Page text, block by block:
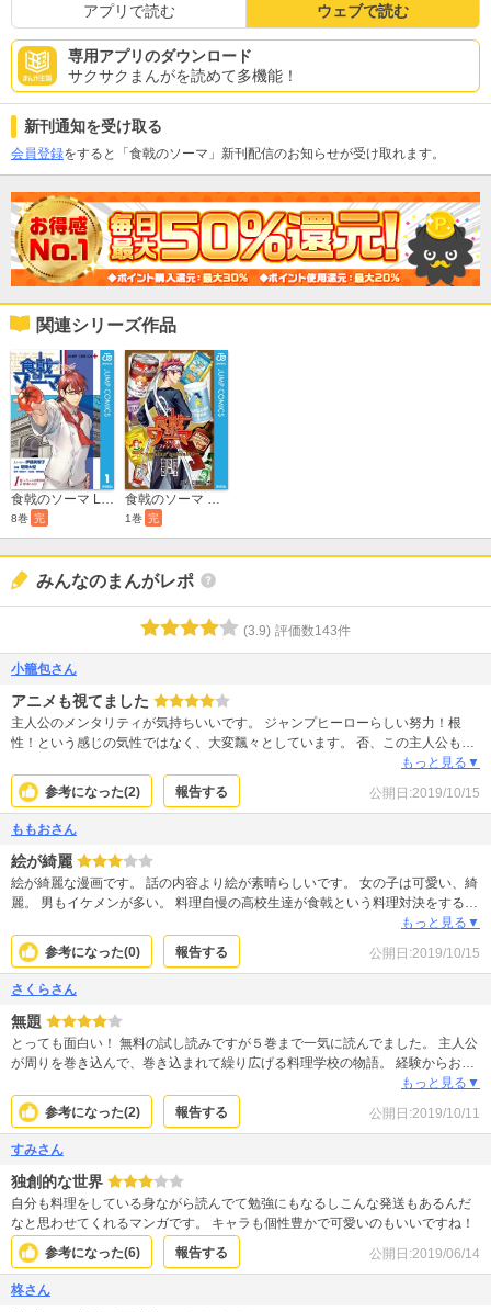
アプリで読む ウェブで読む
専用アプリのダウンロード
サクサクまんがを読めて多機能！
新刊通知を受け取る
会員登録をすると「食戟のソーマ」新刊配信のお知らせが受け取れます。
関連シリーズ作品
食戟のソーマ L'etoile―エトワール―
8巻 完
食戟のソーマ ラストファンブック ～creators' specialite～
1巻 完
みんなのまんがレポ
(3.9) 評価数143件
小籠包さん
アニメも視てました
主人公のメンタリティが気持ちいいです。 ジャンプヒーローらしい努力！根
性！という感じの気性ではなく、大変飄々としています。 否、この主人公もた
ゆまぬ努力を重ねているし、それなりに敗北も味わうのですが、 挫折感に打ち
ひしがれる描写はほぼなく、とても楽しげに乗り越えていく様子が爽快です。
キャラクターも巻を重ねるごとにどんどん増えていき、どの子も個性が強く魅
力的です。 個人的にはこんなにキャラが多いと訳が分からなくなってしまうこ
ます。 何より絵が文句なしに綺麗。女の子たちが可愛く、それぞれの個性たっ
ぷりに描かれているのが良い。 料理の絵も抜群にリアルで美味しそう。 幾つか
は晩ご飯のメニューに迷ったときに実際に作ってしまいました。 料理が苦手で
もっと見る▼
参考になった(2) 報告する 公開日:2019/10/15
ももおさん
絵が綺麗
絵が綺麗な漫画です。 話の内容より絵が素晴らしいです。 女の子は可愛い、綺
麗。 男もイケメンが多い。 料理自慢の高校生達が食戟という料理対決をする話
ですが、料理内容や勝敗よりも、料理を食べた審査員達の服が脱げて恍惚の表
情でオーバーリアクションするのが売りみたいな漫画。 料理も最初の方は結構
酷かった。 顔が綺麗なキャラが多いので、好きなキャラを作ってひたすら推す
のがこの漫画のベタな楽しみ方なんじゃないかなと思う。
もっと見る▼
参考になった(0) 報告する 公開日:2019/10/15
さくらさん
無題
とっても面白い！ 無料の試し読みですが５巻まで一気に読んでました。 主人公
が周りを巻き込んで、巻き込まれて繰り広げる料理学校の物語。 経験からお題
や課題をクリアーしていく。 レシピも載っていて本格的だと思いました。 鈍間
な同級生に苛々しつつも読み応え有り。
もっと見る▼
参考になった(2) 報告する 公開日:2019/10/11
すみさん
独創的な世界
自分も料理をしている身ながら読んでて勉強にもなるしこんな発送もあるんだ
なと思わせてくれるマンガです。 キャラも個性豊かで可愛いのもいいですね！
参考になった(6) 報告する 公開日:2019/06/14
柊さん